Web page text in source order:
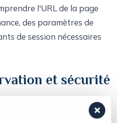
l'URL de la page
des paramètres de
de session nécessaires
et sécurité
conservées pendant la
commercial et au suivi